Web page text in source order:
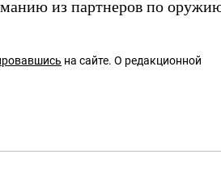
из партнеров по
на сайте. О редакционной